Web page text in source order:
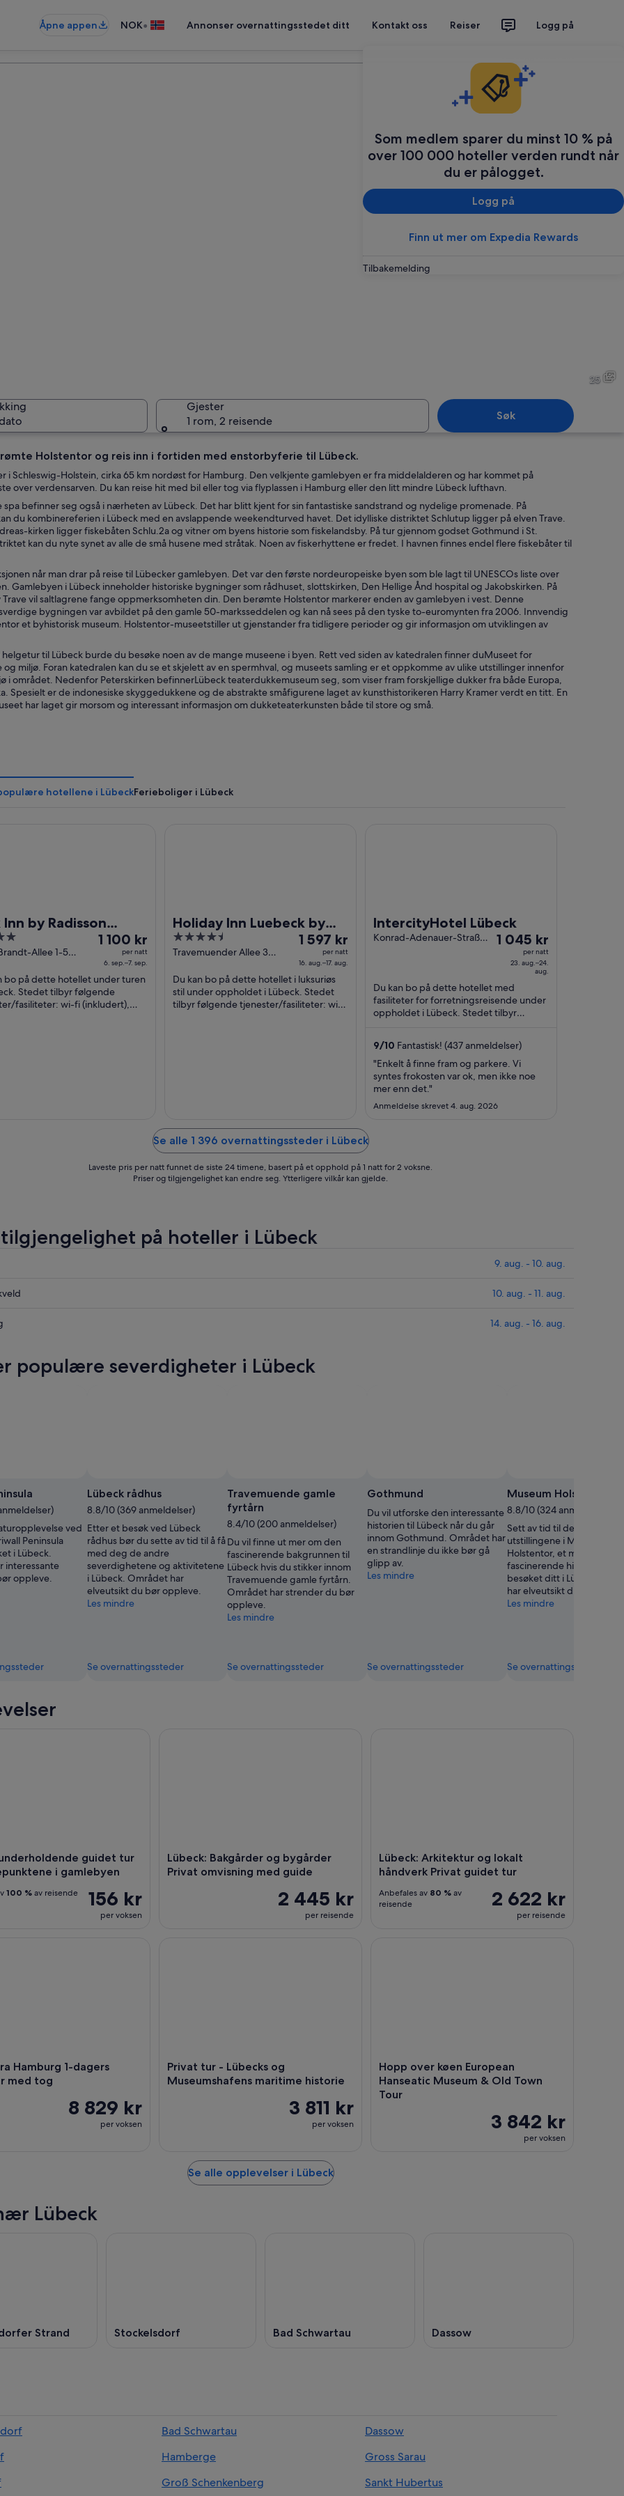
Åpne appen NOK• Annonser overnattingsstedet ditt Kontakt oss Reiser Logg på
Som medlem sparer du minst 10 % på
over 100 000 hoteller verden rundt når
du er pålogget.
Logg på
Finn ut mer om Expedia Rewards
Tilbakemelding
Lübeck Lübeck
25
Gjester
1 rom, 2 reisende
Søk
Holstentor og reis inn i fortiden med enstorbyferie til Lübeck.
i Schleswig-Holstein, cirka 65 km nordøst for Hamburg. Den velkjente gamlebyen er fra middelalderen og har kommet på
over verdensarven. Du kan reise hit med bil eller tog via flyplassen i Hamburg eller den litt mindre Lübeck lufthavn.
spa befinner seg også i nærheten av Lübeck. Det har blitt kjent for sin fantastiske sandstrand og nydelige promenade. På
du kombinereferien i Lübeck med en avslappende weekendturved havet. Det idylliske distriktet Schlutup ligger på elven Trave.
kirken ligger fiskebåten Schlu.2a og vitner om byens historie som fiskelandsby. På tur gjennom godset Gothmund i St.
kan du nyte synet av alle de små husene med stråtak. Noen av fiskerhyttene er fredet. I havnen finnes endel flere fiskebåter til
når man drar på reise til Lübecker gamlebyen. Det var den første nordeuropeiske byen som ble lagt til UNESCOs liste over
Gamlebyen i Lübeck inneholder historiske bygninger som rådhuset, slottskirken, Den Hellige Ånd hospital og Jakobskirken. På
Trave vil saltlagrene fange oppmerksomheten din. Den berømte Holstentor markerer enden av gamlebyen i vest. Denne
bygningen var avbildet på den gamle 50-marksseddelen og kan nå sees på den tyske to-euromynten fra 2006. Innvendig
et byhistorisk museum. Holstentor-museetstiller ut gjenstander fra tidligere perioder og gir informasjon om utviklingen av
helgetur til Lübeck burde du besøke noen av de mange museene i byen. Rett ved siden av katedralen finner duMuseet for
og miljø. Foran katedralen kan du se et skjelett av en spermhval, og museets samling er et oppkomme av ulike utstillinger innenfor
i området. Nedenfor Peterskirken befinnerLübeck teaterdukkemuseum seg, som viser fram forskjellige dukker fra både Europa,
Spesielt er de indonesiske skyggedukkene og de abstrakte småfigurene laget av kunsthistorikeren Harry Kramer verdt en titt. En
har laget gir morsom og interessant informasjon om dukketeaterkunsten både til store og små.
hotellene i LübeckFerieboliger i Lübeck
Inn by Radisson
Allee 1-5
Prisen
1 100 kr
per
natt
fra
1 100 kr
per natt
6. sep.–7. sep.
bo på dette hotellet under turen
Stedet tilbyr følgende
fasiliteter: wi-fi (inkludert),
Holiday Inn Luebeck by
IHG
4.5
out
5
Travemuender Allee 3
Prisen
1 597 kr
per
natt
fra
1 597 kr
per natt
16. aug.–17. aug.
Du kan bo på dette hotellet i luksuriøs
stil under oppholdet i Lübeck. Stedet
tilbyr følgende tjenester/fasiliteter: wi-fi
IntercityHotel Lübeck
Konrad-Adenauer-Straße
Prisen
1 045 kr
per
natt
fra
aug.
24.
aug.
1 045 kr
per natt
23. aug.–24.
aug.
Du kan bo på dette hotellet med
fasiliteter for forretningsreisende under
oppholdet i Lübeck. Stedet tilbyr
9/10 Fantastisk! (437 anmeldelser)
"Enkelt å finne fram og parkere. Vi
syntes frokosten var ok, men ikke noe
mer enn det."
Anmeldelse skrevet 4. aug. 2026
Se alle 1 396 overnattingssteder i Lübeck
Laveste pris per natt funnet de siste 24 timene, basert på et opphold på 1 natt for 2 voksne.
Priser og tilgjengelighet kan endre seg. Ytterligere vilkår kan gjelde.
på hoteller i Lübeck
9. aug. - 10. aug.
10. aug. - 11. aug.
14. aug. - 16. aug.
populære severdigheter i Lübeck
ved
Peninsula
i Lübeck.
interessante
oppleve.
Lübeck rådhus
8.8/10 (369 anmeldelser)
Etter et besøk ved Lübeck
rådhus bør du sette av tid til å få
med deg de andre
severdighetene og aktivitetene
i Lübeck. Området har
elveutsikt du bør oppleve.
Les mindre
Se overnattingssteder
Travemuende gamle
fyrtårn
8.4/10 (200 anmeldelser)
Du vil finne ut mer om den
fascinerende bakgrunnen til
Lübeck hvis du stikker innom
Travemuende gamle fyrtårn.
Området har strender du bør
oppleve.
Les mindre
Se overnattingssteder
Gothmund
Du vil utforske den interessante
historien til Lübeck når du går
innom Gothmund. Området har
en strandlinje du ikke bør gå
glipp av.
Les mindre
Se overnattingssteder
Museum Holstentor
8.8/10 (324 anmeldelser)
Sett av tid til de
utstillingene i Museum
Holstentor, et museum
fascinerende historie, på
besøket ditt i Lübeck.
har elveutsikt du bør
Les mindre
Se overnattingssteder
guidet tur
i gamlebyen
156 kr
per voksen
100 % av reisende
Lübeck: Bakgårder og bygårder
Privat omvisning med guide
2 445 kr
per reisende
Lübeck: Arkitektur og lokalt
håndverk Privat guidet tur
2 622 kr
per reisende
Anbefales av 80 % av
reisende
Hamburg 1-dagers
med tog
8 829 kr
per voksen
Privat tur - Lübecks og
Museumshafens maritime historie
3 811 kr
per voksen
Hopp over køen European
Hanseatic Museum & Old Town
Tour
3 842 kr
per voksen
Se alle opplevelser i Lübeck
Lübeck
Strand Stockelsdorf Bad Schwartau Dassow
Bad Schwartau
Dassow
Hamberge
Gross Sarau
Groß Schenkenberg Sankt Hubertus